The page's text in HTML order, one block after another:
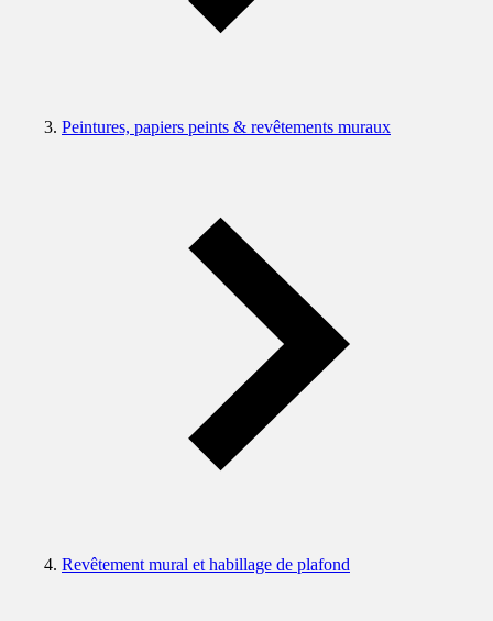
Peintures, papiers peints & revêtements muraux
Revêtement mural et habillage de plafond